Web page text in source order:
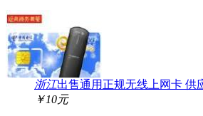
浙江出售通用正规无线上网卡 供
￥10元